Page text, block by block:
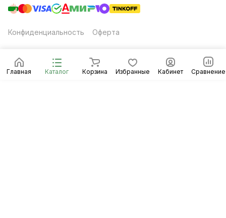
Главная Каталог Корзина Избранные Кабинет Сравнение
Конфиденциальность Оферта